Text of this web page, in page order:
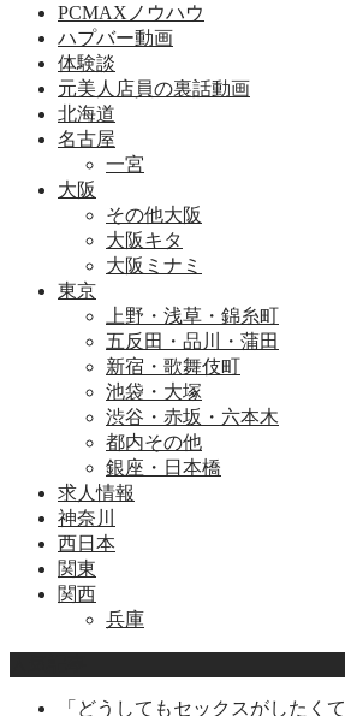
PCMAXノウハウ
ハプバー動画
体験談
元美人店員の裏話動画
北海道
名古屋
一宮
大阪
その他大阪
大阪キタ
大阪ミナミ
東京
上野・浅草・錦糸町
五反田・品川・蒲田
新宿・歌舞伎町
池袋・大塚
渋谷・赤坂・六本木
都内その他
銀座・日本橋
求人情報
神奈川
西日本
関東
関西
兵庫
「どうしてもセックスがしたく